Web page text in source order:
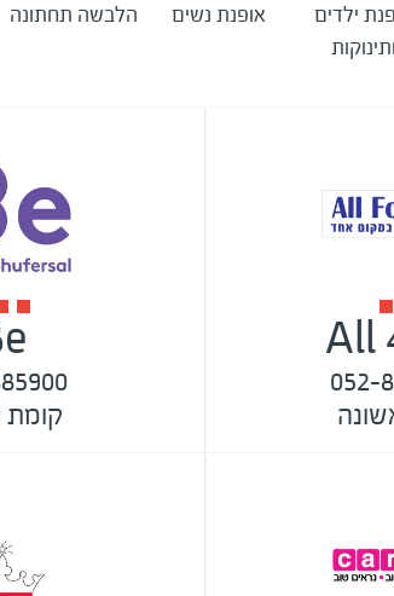
ילדים
ותינוקות
אופנת נשים הלבשה תחתונה
All
052-